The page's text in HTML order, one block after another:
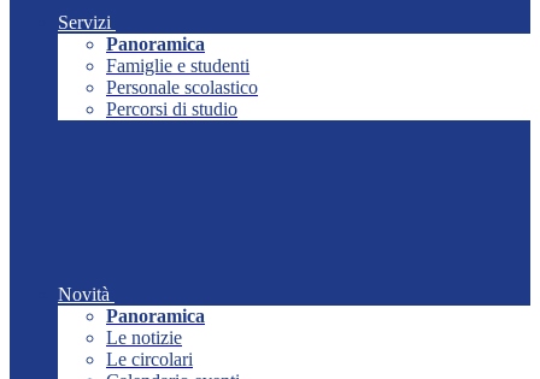
Servizi
Panoramica
Famiglie e studenti
Personale scolastico
Percorsi di studio
Novità
Panoramica
Le notizie
Le circolari